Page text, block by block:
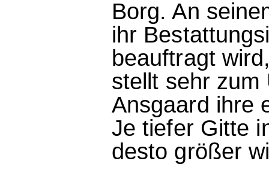
Borg. An
ihr
beauftragt
stellt sehr zum
Ansgaard ihre
Je tiefer Gitte
desto größer